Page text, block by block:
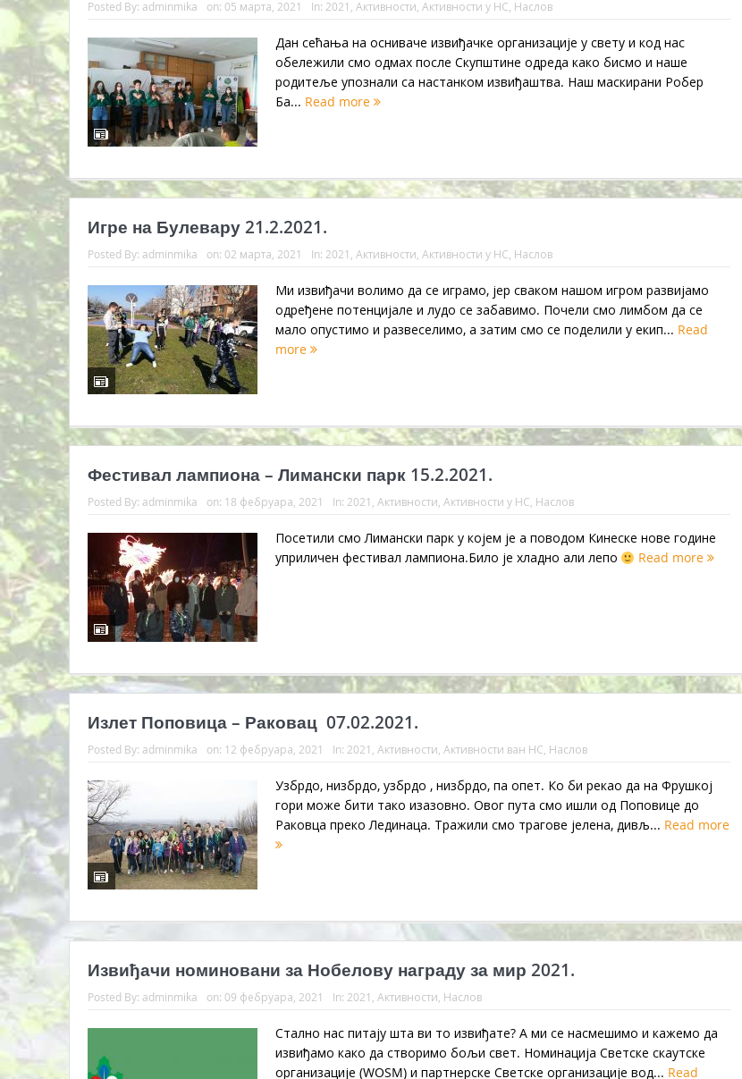
Posted By: adminmika on: 05 марта, 2021 In: 2021 Активности Активности у НС Наслов
Дан сећања на осниваче извиђачке организације у свету и код нас
обележили смо одмах после Скупштине одреда како бисмо и наше
родитеље упознали са настанком извиђаштва. Наш маскирани Робер
Ба... Read more
Игре на Булевару 21.2.2021.
Posted By: adminmika on: 02 марта, 2021 In: 2021 Активности Активности у НС Наслов
Ми извиђачи волимо да се играмо, јер сваком нашом игром развијамо
одређене потенцијале и лудо се забавимо. Почели смо лимбом да се
мало опустимо и развеселимо, а затим смо се поделили у екип... Read
more
Фестивал лампиона – Лимански парк 15.2.2021.
Posted By: adminmika on: 18 фебруара, 2021 In: 2021 Активности Активности у НС Наслов
Посетили смо Лимански парк у којем је а поводом Кинеске нове године
уприличен фестивал лампиона.Било је хладно али лепо
Read more
Излет Поповица – Раковац 07.02.2021.
Posted By: adminmika on: 12 фебруара, 2021 In: 2021 Активности Активности ван НС Наслов
Узбрдо, низбрдо, узбрдо , низбрдо, па опет. Ко би рекао да на Фрушкој
гори може бити тако изазовно. Овог пута смо ишли од Поповице до
Раковца преко Лединаца. Тражили смо трагове јелена, дивљ... Read more
Извиђачи номиновани за Нобелову награду за мир 2021.
Posted By: adminmika on: 09 фебруара, 2021 In: 2021 Активности Наслов
Стално нас питају шта ви то извиђате? А ми се насмешимо и кажемо да
извиђамо како да створимо бољи свет. Номинација Светске скаутске
организације (WOSM) и партнерске Светске организације вод... Read